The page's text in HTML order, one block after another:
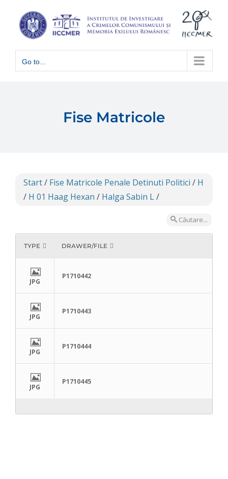
content
Go to...
Fise Matricole
Start/ Fise Matricole Penale Detinuti Politici / H
/ H 01 Haag Hexan / Halga Sabin L/
Căutare...
TYPE DRAWER/FILE
JPG
P1710442
JPG
P1710443
JPG
P1710444
JPG
P1710445